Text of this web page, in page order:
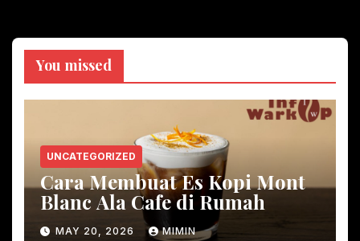
You missed
UNCATEGORIZED
Cara Membuat Es Kopi Mont
Blanc Ala Cafe di Rumah
MAY 20, 2026 MIMIN